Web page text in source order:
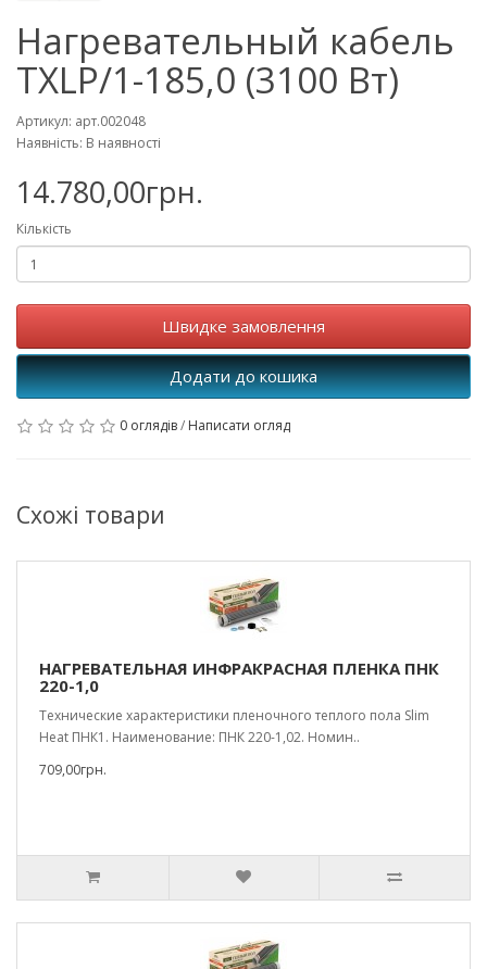
Нагревательный кабель
TXLP/1-185,0 (3100 Вт)
Артикул: арт.002048
Наявність: В наявності
14.780,00грн.
Кількість
Швидке замовлення
Додати до кошика
0 оглядів/ Написати огляд
Схожі товари
НАГРЕВАТЕЛЬНАЯ ИНФРАКРАСНАЯ ПЛЕНКА ПНК
220-1,0
Технические характеристики пленочного теплого пола Slim
Heat ПНК1. Наименование: ПНК 220-1,02. Номин..
709,00грн.